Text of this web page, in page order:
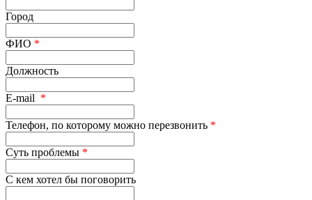
Город
ФИО *
Должность
E-mail *
Телефон, по которому можно перезвонить *
Суть проблемы *
С кем хотел бы поговорить